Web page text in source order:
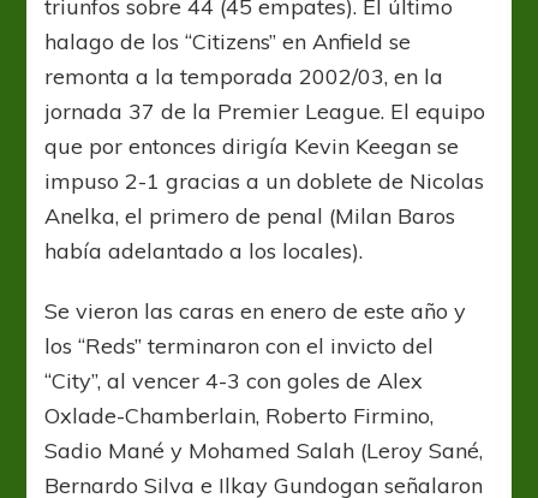
triunfos sobre 44 (45 empates). El último
halago de los “Citizens” en Anfield se
remonta a la temporada 2002/03, en la
jornada 37 de la Premier League. El equipo
que por entonces dirigía Kevin Keegan se
impuso 2-1 gracias a un doblete de Nicolas
Anelka, el primero de penal (Milan Baros
había adelantado a los locales).
Se vieron las caras en enero de este año y
los “Reds” terminaron con el invicto del
“City”, al vencer 4-3 con goles de Alex
Oxlade-Chamberlain, Roberto Firmino,
Sadio Mané y Mohamed Salah (Leroy Sané,
Bernardo Silva e Ilkay Gundogan señalaron